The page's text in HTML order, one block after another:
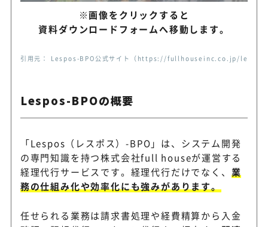
クラウドワークス エ
ージェント
600万人以上の中から最適な
トを見つけられる
サポート
Bricks＆UK
一括アウトソーシングが可能
期間がなく対応も柔軟
会計・経理・税務をアウトソ
し、リアルタイムでのデータ
グ
※画像をクリックすると
資料ダウンロードフォームへ移動します。
引用元： Lespos-BPO公式サイト（https://fullhouseinc.co.jp/
Lespos-BPOの概要
「Lespos（レスポス）-BPO」は、システム開発
の専門知識を持つ株式会社full houseが運営する
経理代行サービスです。経理代行だけでなく、 業
務の仕組み化や効率化にも強みがあります。
任せられる業務は請求書処理や経費精算から入金